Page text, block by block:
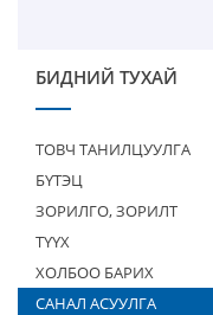
БИДНИЙ ТУХАЙ
ТОВЧ ТАНИЛЦУУЛГА
БҮТЭЦ
ЗОРИЛГО, ЗОРИЛТ
ТҮҮХ
ХОЛБОО БАРИХ
САНАЛ АСУУЛГА